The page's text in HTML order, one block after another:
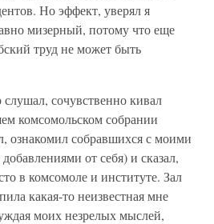
Но эффект, уверял я
мизерный, потому что еще
труд не может быть
сочувственно кивал
комсомольском собрании
ознакомил собравшихся с моими
от себя) и сказал,
в комсомоле и институте. Зал
какая-то неизвестная мне
моих незрелых мыслей,